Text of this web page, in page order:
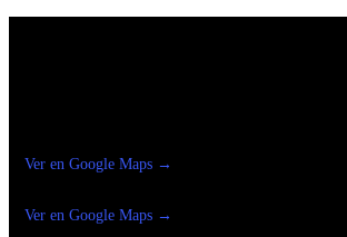
Ver en Google Maps →
Ver en Google Maps →